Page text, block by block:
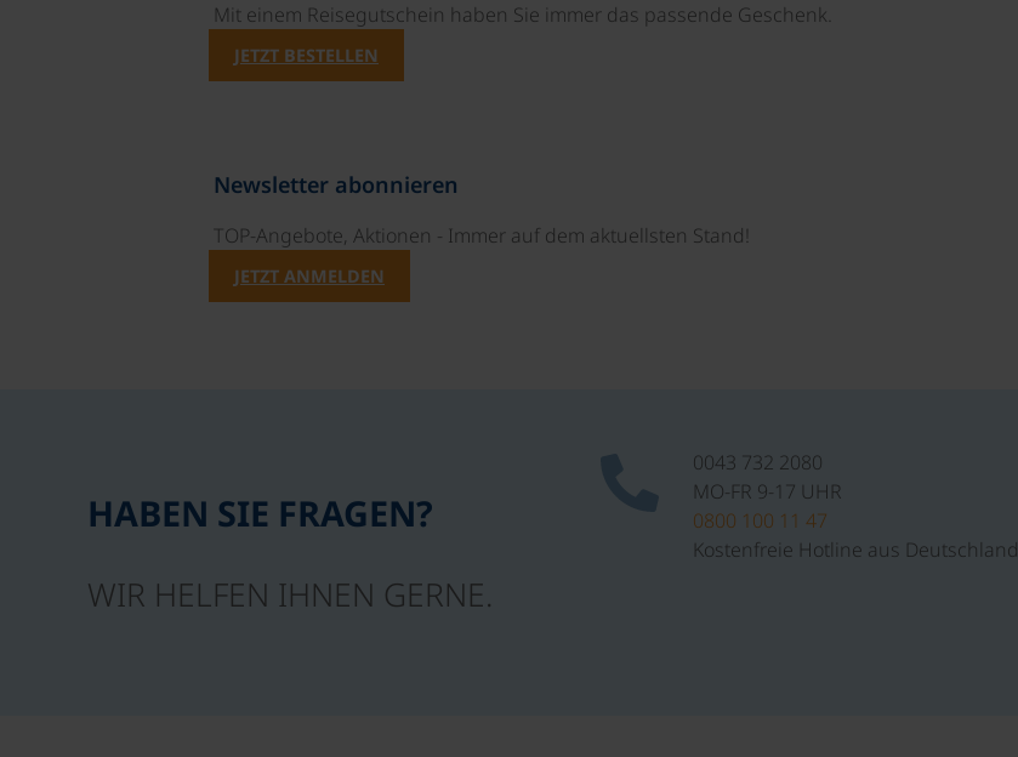
Mit einem Reisegutschein haben Sie immer das passende Geschenk.
JETZT BESTELLEN
Newsletter abonnieren
TOP-Angebote, Aktionen - Immer auf dem aktuellsten Stand!
JETZT ANMELDEN
HABEN SIE FRAGEN?
WIR HELFEN IHNEN GERNE.
0043 732 2080
MO-FR 9-17 UHR
0800 100 11 47
Kostenfreie Hotline aus Deutschland